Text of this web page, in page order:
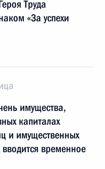
Труда
«За успехи
имущества,
капиталах
и имущественных
временное